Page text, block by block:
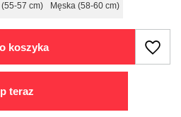
(55-57 cm) Męska (58-60 cm)
koszyka